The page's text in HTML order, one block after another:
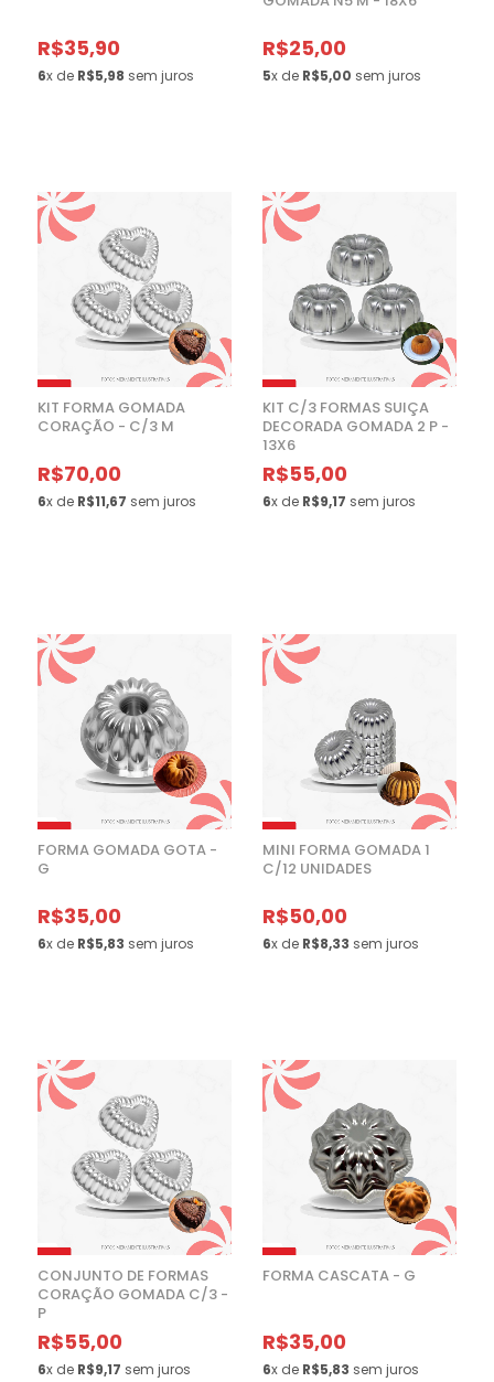
R$35,90
6x de R$5,98 sem juros
R$25,00
5x de R$5,00 sem juros
KIT FORMA GOMADA
CORAÇÃO - C/3 M
R$70,00
6x de R$11,67 sem juros
KIT C/3 FORMAS SUIÇA
DECORADA GOMADA 2 P -
13X6
R$55,00
6x de R$9,17 sem juros
FORMA GOMADA GOTA -
G
R$35,00
6x de R$5,83 sem juros
MINI FORMA GOMADA 1
C/12 UNIDADES
R$50,00
6x de R$8,33 sem juros
CONJUNTO DE FORMAS
CORAÇÃO GOMADA C/3 -
P
R$55,00
6x de R$9,17 sem juros
FORMA CASCATA - G
R$35,00
6x de R$5,83 sem juros